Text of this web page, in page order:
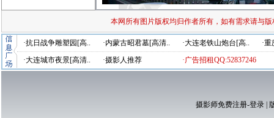
本网所有图片版权均归作者所有，如有需求请与
·抗日战争雕塑园[高.. ·内蒙古昭君墓[高清.. ·大连老铁山炮台[高..
·
·大连城市夜景[高清..
·摄影人推荐 ·广告招租QQ:52837246
摄影师免费注册-登录|